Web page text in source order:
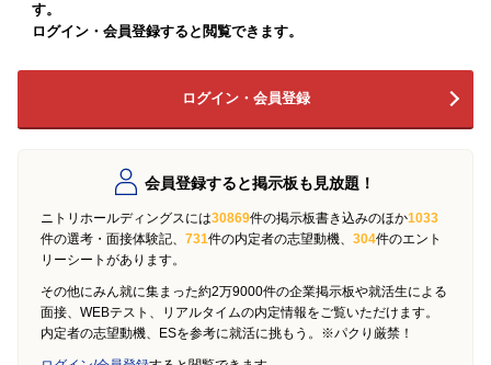
す。
ログイン・会員登録すると閲覧できます。
ログイン・会員登録
会員登録すると掲示板も見放題！
ニトリホールディングスには30869件の掲示板書き込みのほか1033
件の選考・面接体験記、 731件の内定者の志望動機、 304件のエント
リーシートがあります。
その他にみん就に集まった約2万9000件の企業掲示板や就活生による
面接、WEBテスト、リアルタイムの内定情報をご覧いただけます。
内定者の志望動機、ESを参考に就活に挑もう。※パクり厳禁！